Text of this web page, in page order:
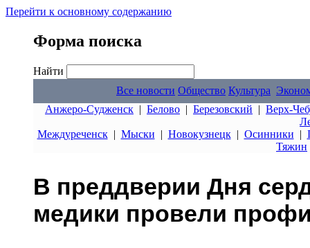
Перейти к основному содержанию
Форма поиска
Найти
Все новости Общество Культура
Анжеро-Судженск | Белово | Березовский | Верх-
Междуреченск| Мыски | Новокузнецк| Осинники |
Тяжин
В преддверии Дня
медики провели